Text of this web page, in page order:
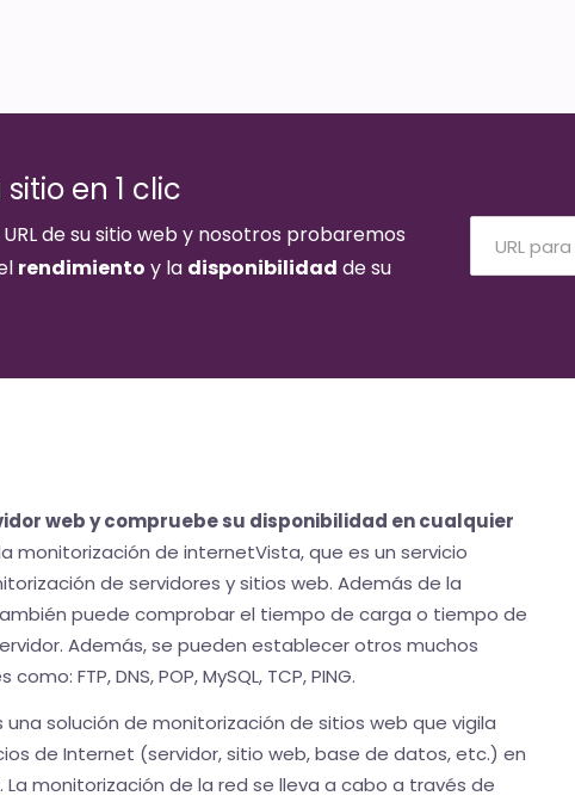
en 1 clic
de su sitio web y nosotros probaremos
rendimiento y la disponibilidad de su
web y compruebe su disponibilidad en cualquier
monitorización de internetVista, que es un servicio
de servidores y sitios web. Además de la
puede comprobar el tiempo de carga o tiempo de
Además, se pueden establecer otros muchos
FTP, DNS, POP, MySQL, TCP, PING.
solución de monitorización de sitios web que vigila
de Internet (servidor, sitio web, base de datos, etc.) en
monitorización de la red se lleva a cabo a través de